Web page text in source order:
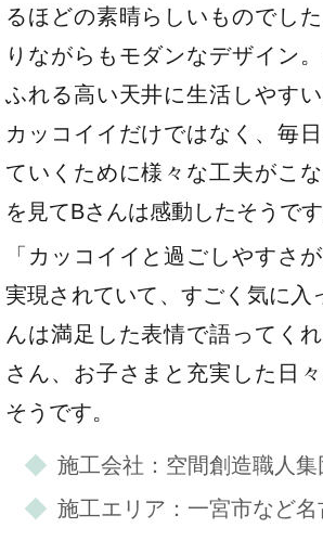
るほどの素晴らしいものでし
りながらもモダンなデザイン
ふれる高い天井に生活しやすい
カッコイイだけではなく、毎
ていくために様々な工夫がこ
を見てBさんは感動したそうです
「カッコイイと過ごしやすさ
実現されていて、すごく気に入
んは満足した表情で語ってく
さん、お子さまと充実した日
そうです。
施工会社：空間創造職人集
施工エリア：一宮市など